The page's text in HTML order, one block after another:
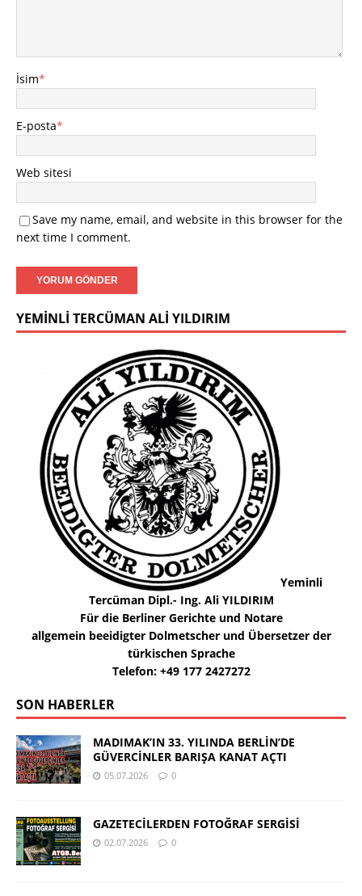
İsim*
E-posta*
Web sitesi
Save my name, email, and website in this browser for the
next time I comment.
YEMINLI TERCÜMAN ALI YILDIRIM
Yeminli
Tercüman Dipl.- Ing. Ali YILDIRIM
Für die Berliner Gerichte und Notare
allgemein beeidigter Dolmetscher und Übersetzer der
türkischen Sprache
Telefon: +49 177 2427272
SON HABERLER
MADIMAK’IN 33. YILINDA BERLİN’DE
GÜVERCİNLER BARIŞA KANAT AÇTI
05.07.2026 0
GAZETECİLERDEN FOTOĞRAF SERGİSİ
02.07.2026 0